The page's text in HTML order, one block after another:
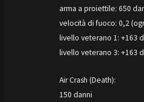
arma a proiettile: 650
velocità di fuoco: 0,2
livello veterano 1: +163
livello veterano 3: +163
Air Crash (Death):
150 danni